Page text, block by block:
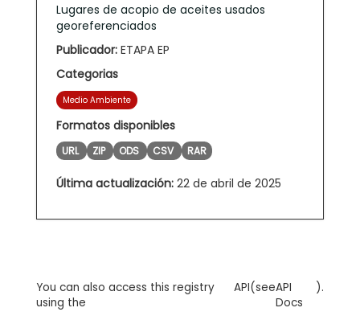
Lugares de acopio de aceites usados
georeferenciados
Publicador: ETAPA EP
Categorias
Medio Ambiente
Formatos disponibles
URL ZIP ODS CSV RAR
Última actualización: 22 de abril de 2025
You can also access this registry
using the
API(seeAPI
Docs
).